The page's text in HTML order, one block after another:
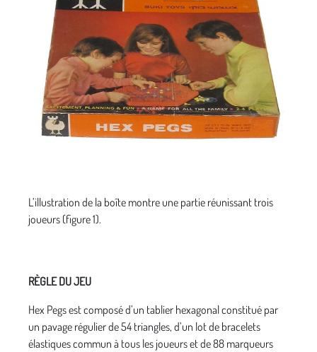
L’illustration de la boîte montre une partie réunissant trois
joueurs (figure 1).
RÈGLE DU JEU
Hex Pegs est composé d’un tablier hexagonal constitué par
un pavage régulier de 54 triangles, d’un lot de bracelets
élastiques commun à tous les joueurs et de 88 marqueurs